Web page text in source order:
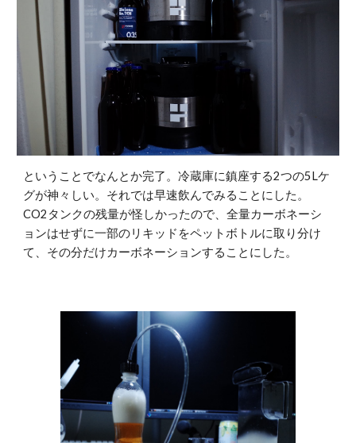
ということでなんとか完了。冷蔵庫に鎮座する2つの5Lケ
グが神々しい。それでは早速飲んでみることにした。
CO2タンクの残量が怪しかったので、全量カーボネーシ
ョンはせずに一部のリキッドをペットボトルに取り分け
て、その分だけカーボネーションすることにした。